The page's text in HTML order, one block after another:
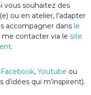
vous souhaitez des
ou en atelier, l’adapter
accompagner dans le
me contacter via le site
.
Facebook, Youtube ou
qui m’inspirent).